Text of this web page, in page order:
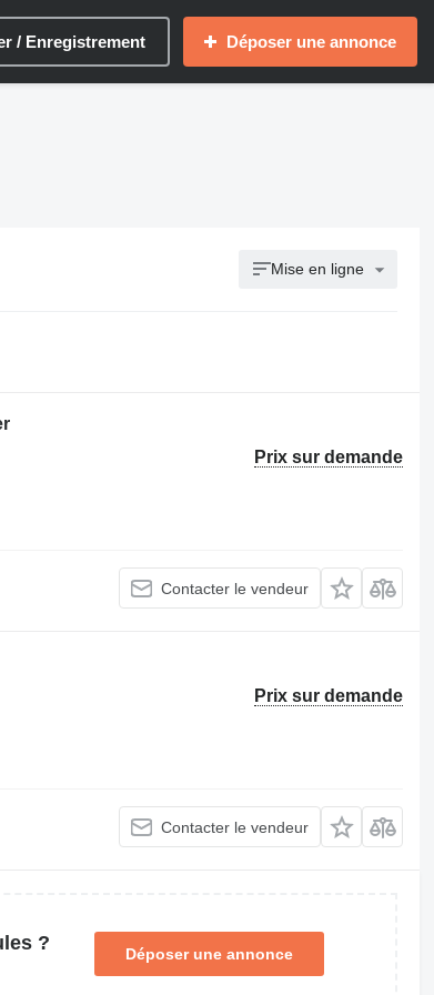
/ Enregistrement Déposer une annonce
Mise en ligne
Prix sur demande
Contacter le vendeur
Prix sur demande
Contacter le vendeur
?
Déposer une annonce